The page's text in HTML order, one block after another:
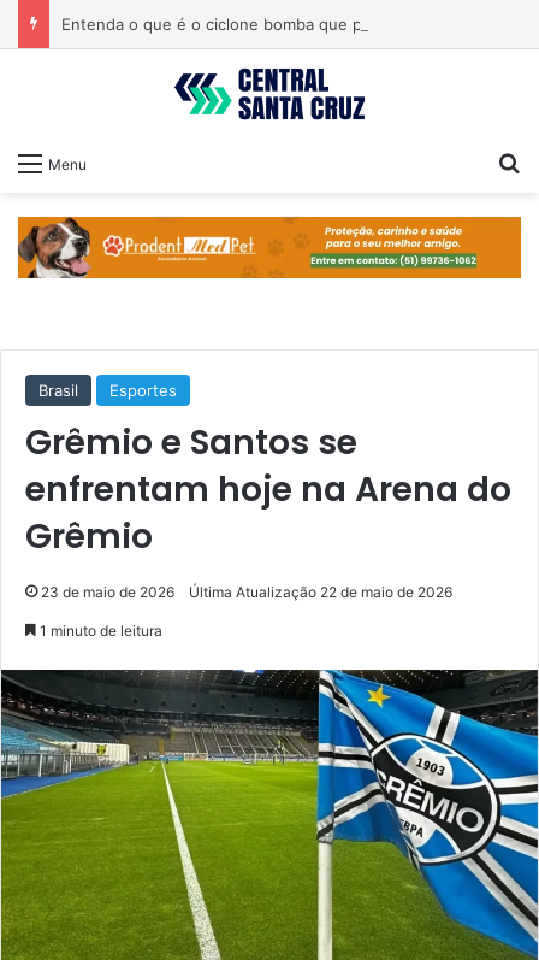
Menu
Brasil Esportes
Grêmio e Santos se
enfrentam hoje na Arena do
Grêmio
23 de maio de 2026 Última Atualização 22 de maio de 2026
1 minuto de leitura